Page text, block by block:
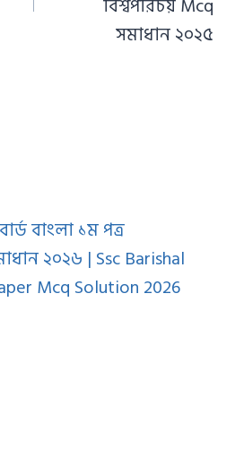
বিশ্বপরিচয় Mcq
সমাধান ২০২৫